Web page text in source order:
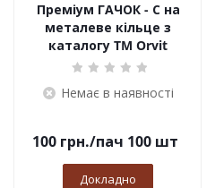
Преміум ГАЧОК - С на
металеве кільце з
каталогу TM Orvit
Немає в наявності
100грн./пач 100 шт
Докладно